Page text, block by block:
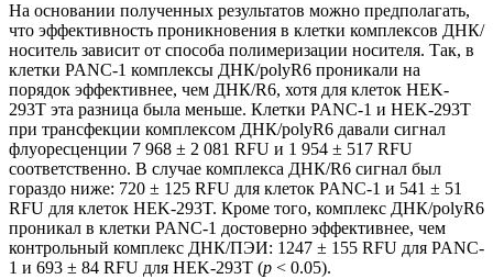
На основании полученных результатов можно предполагать,
что эффективность проникновения в клетки комплексов ДНК/
носитель зависит от способа полимеризации носителя. Так, в
клетки PANC-1 комплексы ДНК/polyR6 проникали на
порядок эффективнее, чем ДНК/R6, хотя для клеток HEK-
293T эта разница была меньше. Клетки PANC-1 и HEK-293T
при трансфекции комплексом ДНК/polyR6 давали сигнал
флуоресценции 7 968 ± 2 081 RFU и 1 954 ± 517 RFU
соответственно. В случае комплекса ДНК/R6 сигнал был
гораздо ниже: 720 ± 125 RFU для клеток PANC-1 и 541 ± 51
RFU для клеток HEK-293T. Кроме того, комплекс ДНК/polyR6
проникал в клетки PANC-1 достоверно эффективнее, чем
контрольный комплекс ДНК/ПЭИ: 1247 ± 155 RFU для PANC-
1 и 693 ± 84 RFU для HEK-293T (p < 0.05).